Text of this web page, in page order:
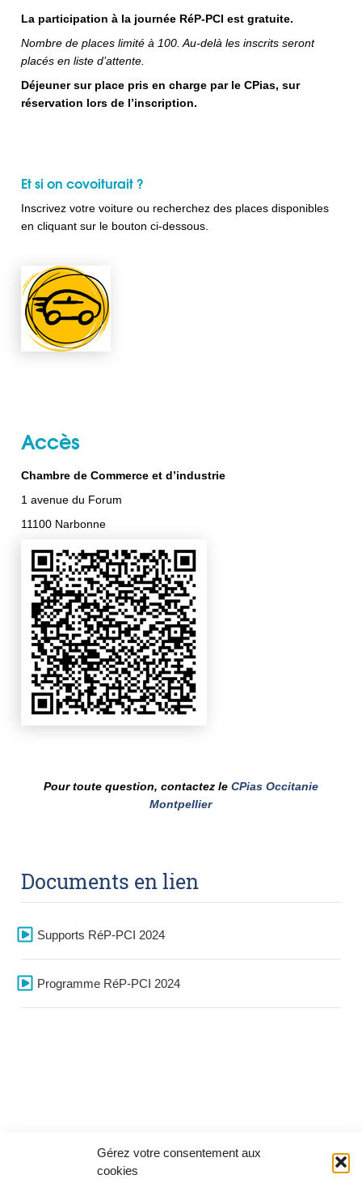
Gérez votre consentement aux
cookies
La participation à la journée RéP-PCI est gratuite.
Nombre de places limité à 100. Au-delà les inscrits seront
placés en liste d’attente.
Déjeuner sur place pris en charge par le CPias, sur
réservation lors de l’inscription.
Et si on covoiturait ?
Inscrivez votre voiture ou recherchez des places disponibles
en cliquant sur le bouton ci-dessous.
Accès
Chambre de Commerce et d’industrie
1 avenue du Forum
11100 Narbonne
Pour toute question, contactez le CPias Occitanie
Montpellier
Documents en lien
Supports RéP-PCI 2024
Programme RéP-PCI 2024